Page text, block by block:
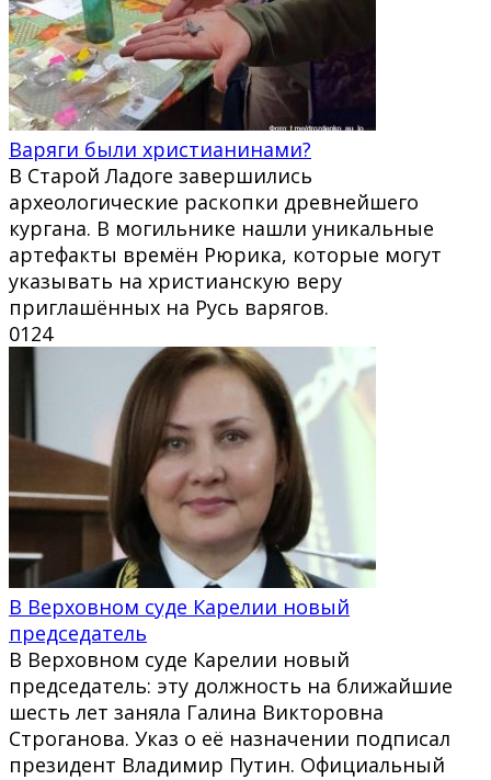
Варяги были христианинами?
В Старой Ладоге завершились
археологические раскопки древнейшего
кургана. В могильнике нашли уникальные
артефакты времён Рюрика, которые могут
указывать на христианскую веру
приглашённых на Русь варягов.
0124
В Верховном суде Карелии новый
председатель
В Верховном суде Карелии новый
председатель: эту должность на ближайшие
шесть лет заняла Галина Викторовна
Строганова. Указ о её назначении подписал
президент Владимир Путин. Официальный